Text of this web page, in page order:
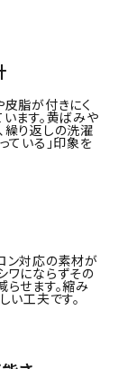
脂が付きにく
ます。黄ばみや
繰り返しの洗濯
ている」印象を
ン対応の素材が
ワにならずその
せます。縮み
い工夫です。